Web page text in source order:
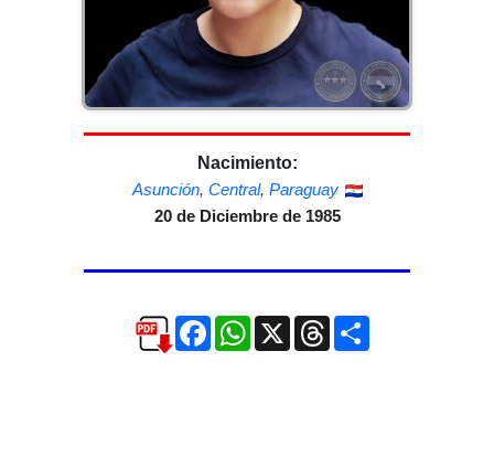
Nacimiento:
Asunción, Central, Paraguay
20 de Diciembre de 1985
FacebookWhatsApp
X ThreadsCompartir